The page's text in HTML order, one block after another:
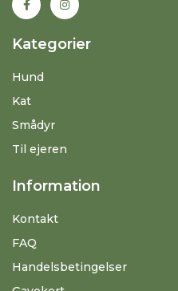
Kategorier
Hund
Kat
Smådyr
Til ejeren
Information
Kontakt
FAQ
Handelsbetingelser